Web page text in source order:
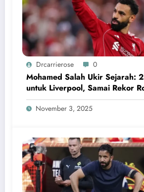
Drcarrierose 0
Mohamed Salah Ukir Sejarah:
untuk Liverpool, Samai Rekor
November 3, 2025